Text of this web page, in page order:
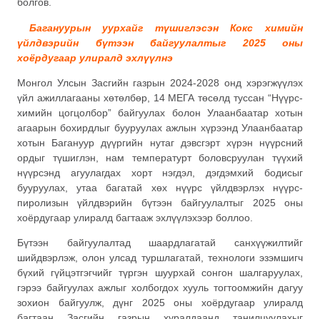
Багануурын уурхайг түшиглэсэн Кокс химийн
үйлдвэрийн бүтээн байгуулалтыг 2025 оны
хоёрдугаар улиралд эхлүүлнэ
Монгол Улсын Засгийн газрын 2024-2028 онд хэрэгжүүлэх
үйл ажиллагааны хөтөлбөр, 14 МЕГА төсөлд туссан “Нүүрс-
химийн цогцолбор” байгуулах болон Улаанбаатар хотын
агаарын бохирдлыг бууруулах ажлын хүрээнд Улаанбаатар
хотын Багануур дүүргийн нутаг дэвсгэрт хүрэн нүүрсний
ордыг түшиглэн, нам температурт боловсруулан түүхий
нүүрсэнд агуулагдах хорт нэгдэл, дэгдэмхий бодисыг
бууруулах, утаа багатай хөх нүүрс үйлдвэрлэх нүүрс-
пиролизын үйлдвэрийн бүтээн байгуулалтыг 2025 оны
хоёрдугаар улиралд багтааж эхлүүлэхээр боллоо.
Бүтээн байгуулалтад шаардлагатай санхүүжилтийг
шийдвэрлэж, олон улсад туршлагатай, технологи эзэмшигч
бүхий гүйцэтгэгчийг түргэн шуурхай сонгон шалгаруулах,
гэрээ байгуулах ажлыг холбогдох хууль тогтоомжийн дагуу
зохион байгуулж, дүнг 2025 оны хоёрдугаар улиралд